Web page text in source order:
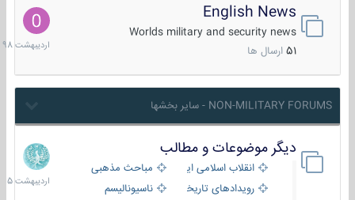
English News
Worlds military and security news
51 ارسال ها
10
1398
NON-MILITARY FORUMS - سایر بخشها
دیگر موضوعات و مطالب
انقلاب اسلامی ایران
مباحث مذهبی
رویدادهای تاریخی و مذهبیناسیونالیسم
8
1405